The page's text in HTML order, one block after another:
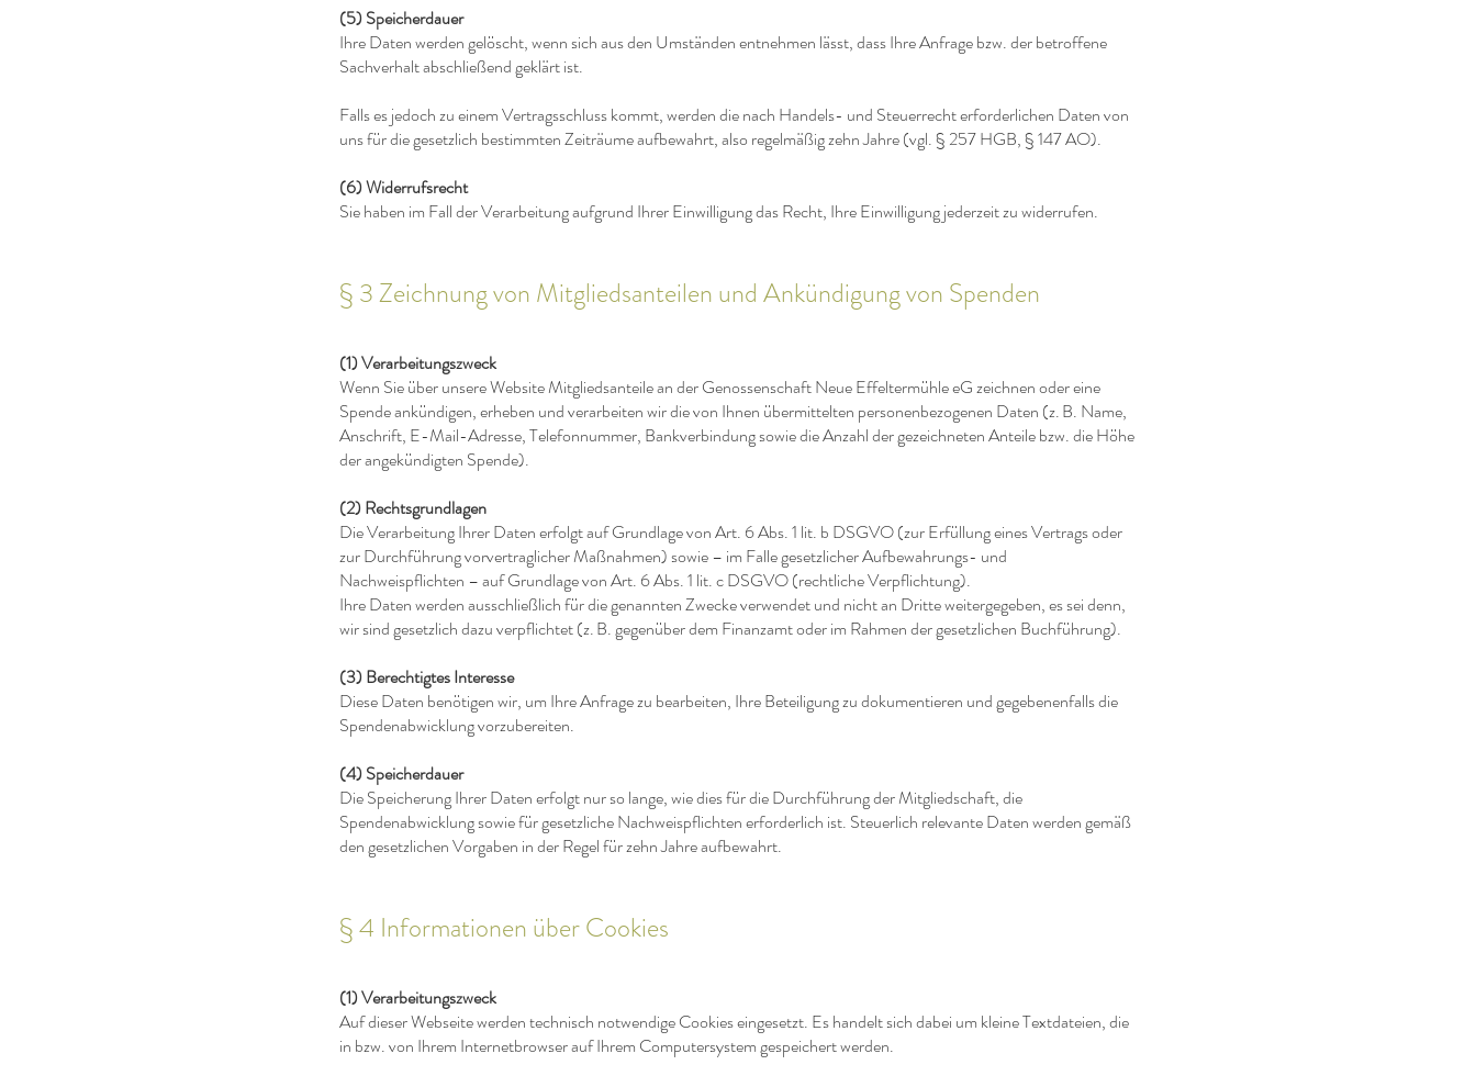
(5) Speicherdauer
Ihre Daten werden gelöscht, wenn sich aus den Umständen entnehmen lässt, dass Ihre Anfrage bzw. der betroffene
Sachverhalt abschließend geklärt ist.
Falls es jedoch zu einem Vertragsschluss kommt, werden die nach Handels- und Steuerrecht erforderlichen Daten von
uns für die gesetzlich bestimmten Zeiträume aufbewahrt, also regelmäßig zehn Jahre (vgl. § 257 HGB, § 147 AO).
(6) Widerrufsrecht
Sie haben im Fall der Verarbeitung aufgrund Ihrer Einwilligung das Recht, Ihre Einwilligung jederzeit zu widerrufen.
§ 3 Zeichnung von Mitgliedsanteilen und Ankündigung von Spenden
(1) Verarbeitungszweck
Wenn Sie über unsere Website Mitgliedsanteile an der Genossenschaft Neue Effeltermühle eG zeichnen oder eine
Spende ankündigen, erheben und verarbeiten wir die von Ihnen übermittelten personenbezogenen Daten (z. B. Name,
Anschrift, E-Mail-Adresse, Telefonnummer, Bankverbindung sowie die Anzahl der gezeichneten Anteile bzw. die Höhe
der angekündigten Spende).
(2) Rechtsgrundlagen
Die Verarbeitung Ihrer Daten erfolgt auf Grundlage von Art. 6 Abs. 1 lit. b DSGVO (zur Erfüllung eines Vertrags oder
zur Durchführung vorvertraglicher Maßnahmen) sowie – im Falle gesetzlicher Aufbewahrungs- und
Nachweispflichten – auf Grundlage von Art. 6 Abs. 1 lit. c DSGVO (rechtliche Verpflichtung).
Ihre Daten werden ausschließlich für die genannten Zwecke verwendet und nicht an Dritte weitergegeben, es sei denn,
wir sind gesetzlich dazu verpflichtet (z. B. gegenüber dem Finanzamt oder im Rahmen der gesetzlichen Buchführung).
(3) Berechtigtes Interesse
Diese Daten benötigen wir, um Ihre Anfrage zu bearbeiten, Ihre Beteiligung zu dokumentieren und gegebenenfalls die
Spendenabwicklung vorzubereiten.
(4) Speicherdauer
Die Speicherung Ihrer Daten erfolgt nur so lange, wie dies für die Durchführung der Mitgliedschaft, die
Spendenabwicklung sowie für gesetzliche Nachweispflichten erforderlich ist. Steuerlich relevante Daten werden gemäß
den gesetzlichen Vorgaben in der Regel für zehn Jahre aufbewahrt.
§ 4 Informationen über Cookies
(1) Verarbeitungszweck
Auf dieser Webseite werden technisch notwendige Cookies eingesetzt. Es handelt sich dabei um kleine Textdateien, die
in bzw. von Ihrem Internetbrowser auf Ihrem Computersystem gespeichert werden.